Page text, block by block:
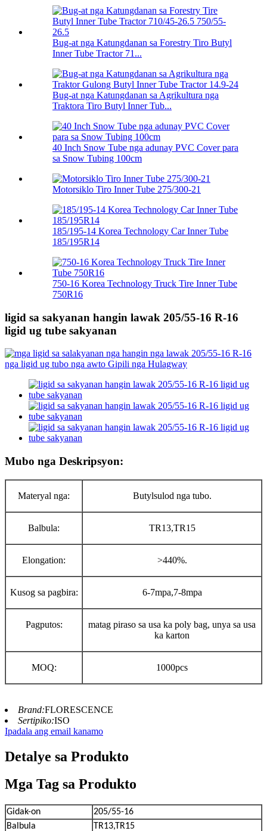
Bug-at nga Katungdanan sa Forestry Tiro Butyl
Inner Tube Tractor 71...
Bug-at nga Katungdanan sa Agrikultura nga
Traktora Tiro Butyl Inner Tub...
40 Inch Snow Tube nga adunay PVC Cover para
sa Snow Tubing 100cm
Motorsiklo Tiro Inner Tube 275/300-21
185/195-14 Korea Technology Car Inner Tube
185/195R14
750-16 Korea Technology Truck Tire Inner Tube
750R16
ligid sa sakyanan hangin lawak 205/55-16 R-16
ligid ug tube sakyanan
Mubo nga Deskripsyon:
Materyal nga: Butylsulod nga tubo.
Balbula: TR13,TR15
Elongation: >440%.
Kusog sa pagbira: 6-7mpa,7-8mpa
Pagputos:
matag piraso sa usa ka poly bag, unya sa usa
ka karton
MOQ: 1000pcs
Brand:FLORESCENCE
Sertipiko:ISO
Ipadala ang email kanamo
Detalye sa Produkto
Mga Tag sa Produkto
Gidak-on
205/55-16
Balbula
TR13,TR15